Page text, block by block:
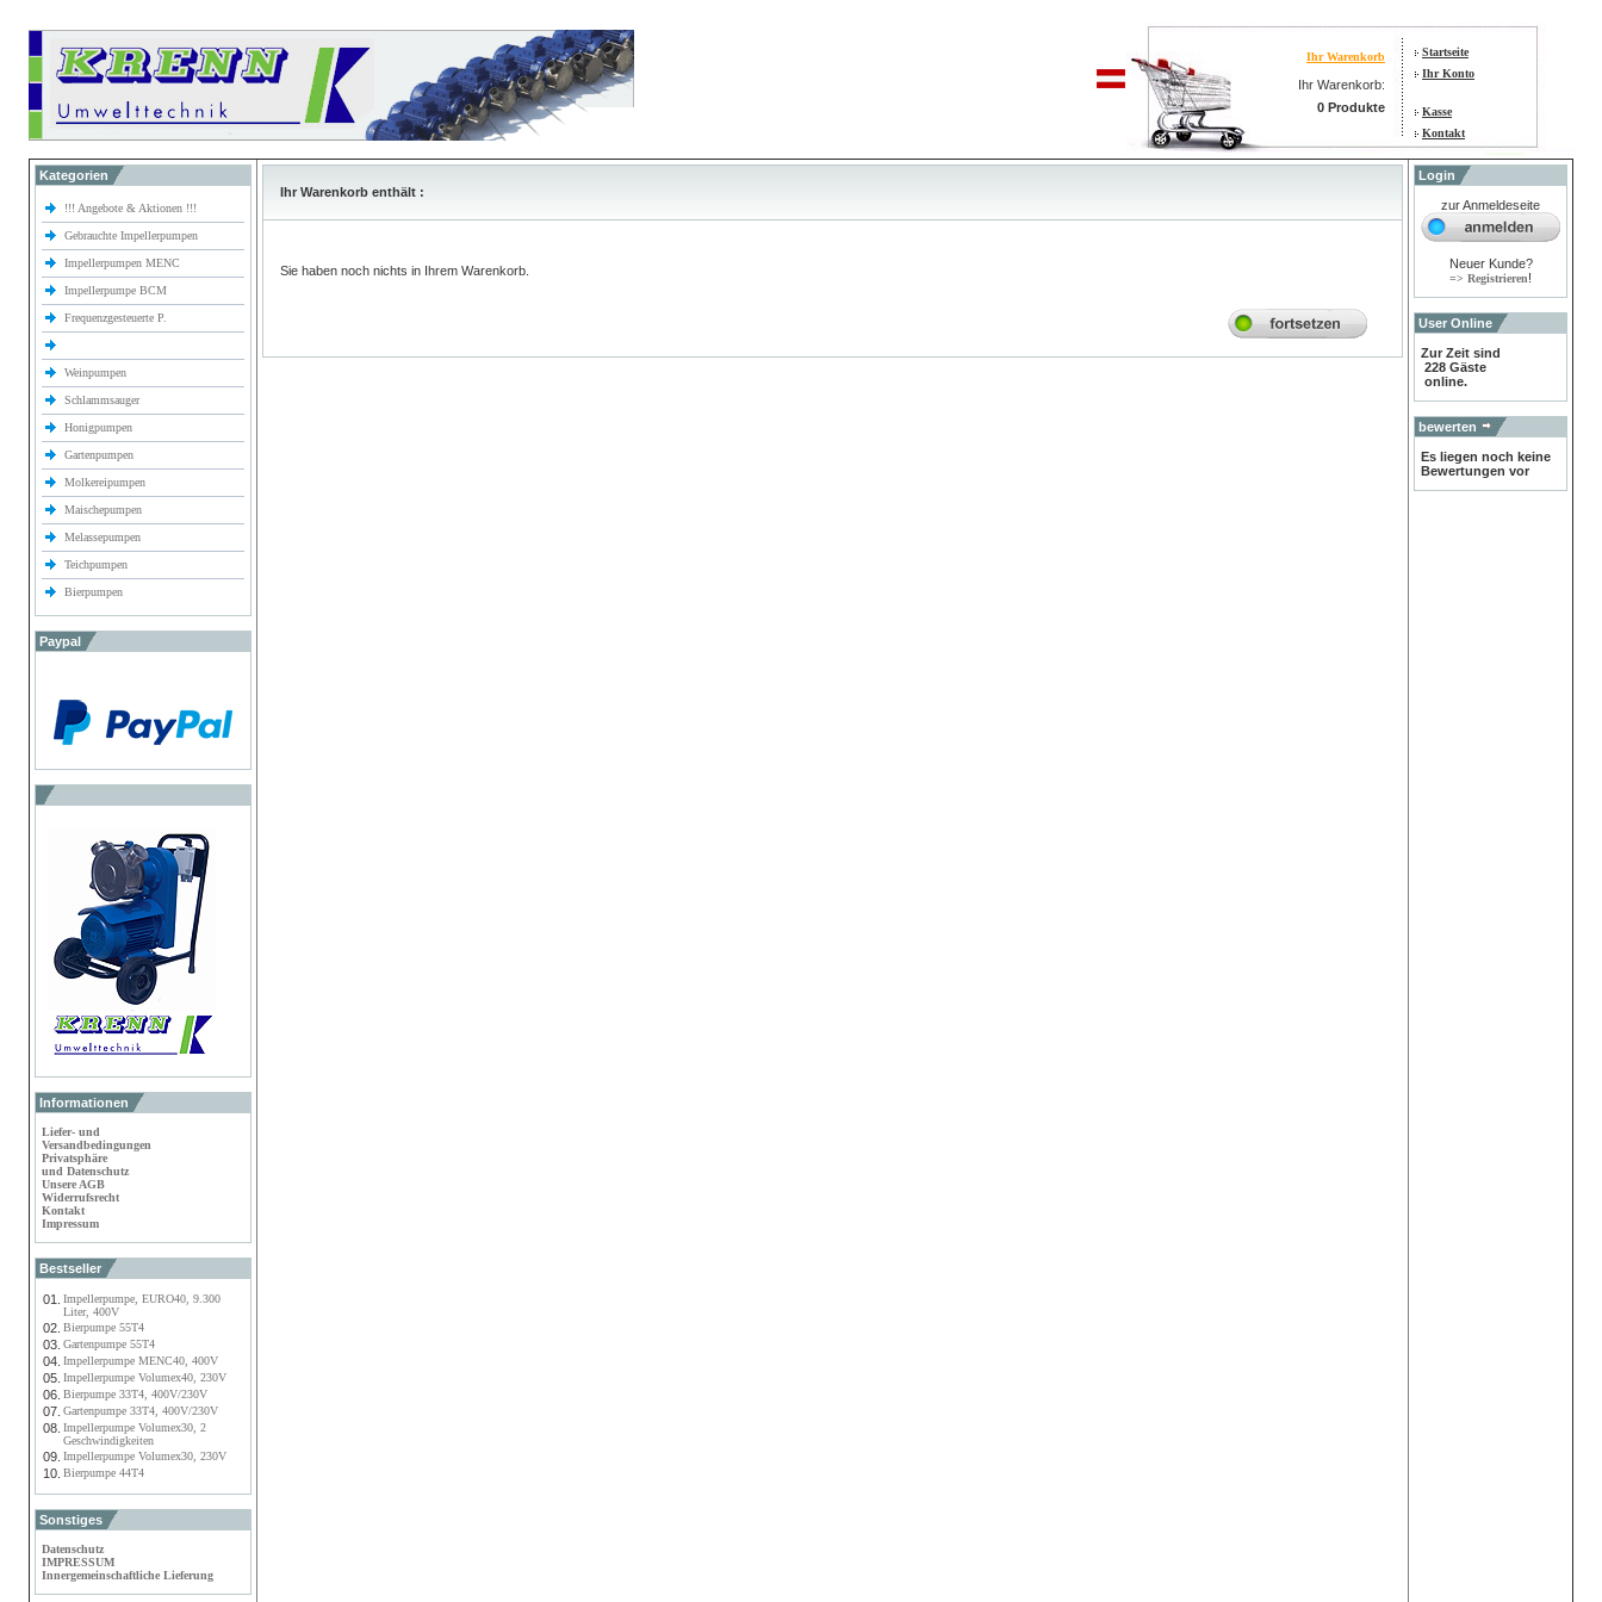
Ihr Warenkorb
Ihr Warenkorb:
0 Produkte
Startseite
Ihr Konto
Kasse
Kontakt
Kategorien
!!! Angebote & Aktionen !!!
Gebrauchte Impellerpumpen
Impellerpumpen MENC
Impellerpumpe BCM
Frequenzgesteuerte P.
Weinpumpen
Schlammsauger
Honigpumpen
Gartenpumpen
Molkereipumpen
Maischepumpen
Melassepumpen
Teichpumpen
Bierpumpen
Paypal
Informationen
Liefer- und
Versandbedingungen
Privatsphäre
und Datenschutz
Unsere AGB
Widerrufsrecht
Kontakt
Impressum
Bestseller
01.
Impellerpumpe, EURO40, 9.300
Liter, 400V
02. Bierpumpe 55T4
03. Gartenpumpe 55T4
04. Impellerpumpe MENC40, 400V
05. Impellerpumpe Volumex40, 230V
06. Bierpumpe 33T4, 400V/230V
07. Gartenpumpe 33T4, 400V/230V
08. Impellerpumpe Volumex30, 2
Geschwindigkeiten
09. Impellerpumpe Volumex30, 230V
10. Bierpumpe 44T4
Sonstiges
Datenschutz
IMPRESSUM
Innergemeinschaftliche Lieferung
Ihr Warenkorb enthält :
Sie haben noch nichts in Ihrem Warenkorb.
Login
zur Anmeldeseite
Neuer Kunde?
=> Registrieren!
User Online
Zur Zeit sind
228 Gäste
online.
bewerten
Es liegen noch keine
Bewertungen vor